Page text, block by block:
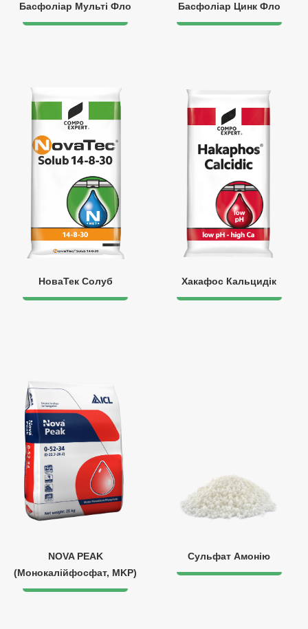
Басфоліар Мульті Фло Басфоліар Цинк Фло
НоваТек Солуб Хакафос Кальцидік
NOVA PEAK
(Монокалійфосфат, MKP)
Сульфат Амонію